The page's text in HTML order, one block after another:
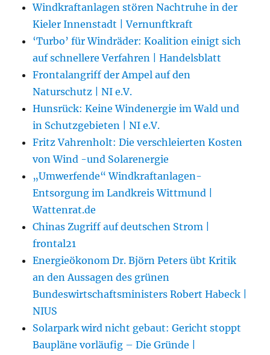
Windkraftanlagen stören Nachtruhe in der
Kieler Innenstadt | Vernunftkraft
‘Turbo’ für Windräder: Koalition einigt sich
auf schnellere Verfahren | Handelsblatt
Frontalangriff der Ampel auf den
Naturschutz | NI e.V.
Hunsrück: Keine Windenergie im Wald und
in Schutzgebieten | NI e.V.
Fritz Vahrenholt: Die verschleierten Kosten
von Wind -und Solarenergie
„Umwerfende“ Windkraftanlagen-
Entsorgung im Landkreis Wittmund |
Wattenrat.de
Chinas Zugriff auf deutschen Strom |
frontal21
Energieökonom Dr. Björn Peters übt Kritik
an den Aussagen des grünen
Bundeswirtschaftsministers Robert Habeck |
NIUS
Solarpark wird nicht gebaut: Gericht stoppt
Baupläne vorläufig – Die Gründe |